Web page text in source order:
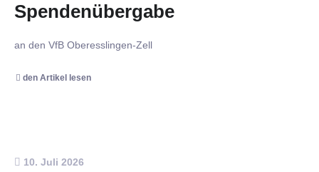
Spendenübergabe
an den VfB Oberesslingen-Zell
den Artikel lesen
10. Juli 2026